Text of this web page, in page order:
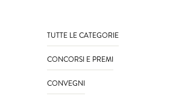
TUTTE LE CATEGORIE
CONCORSI E PREMI
CONVEGNI